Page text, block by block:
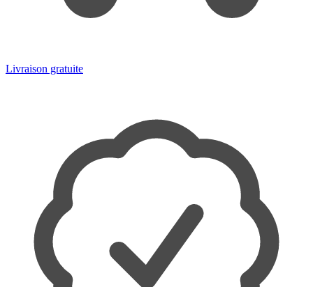
Livraison gratuite